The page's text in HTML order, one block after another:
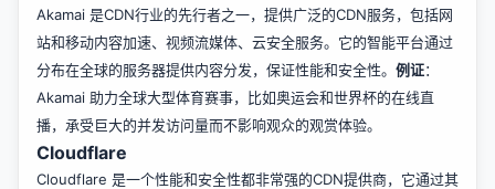
Akamai 是CDN行业的先行者之一，提供广泛的CDN服务，包括网
站和移动内容加速、视频流媒体、云安全服务。它的智能平台通过
分布在全球的服务器提供内容分发，保证性能和安全性。 例证：
Akamai 助力全球大型体育赛事，比如奥运会和世界杯的在线直
播，承受巨大的并发访问量而不影响观众的观赏体验。
Cloudflare
Cloudflare 是一个性能和安全性都非常强的CDN提供商，它通过其